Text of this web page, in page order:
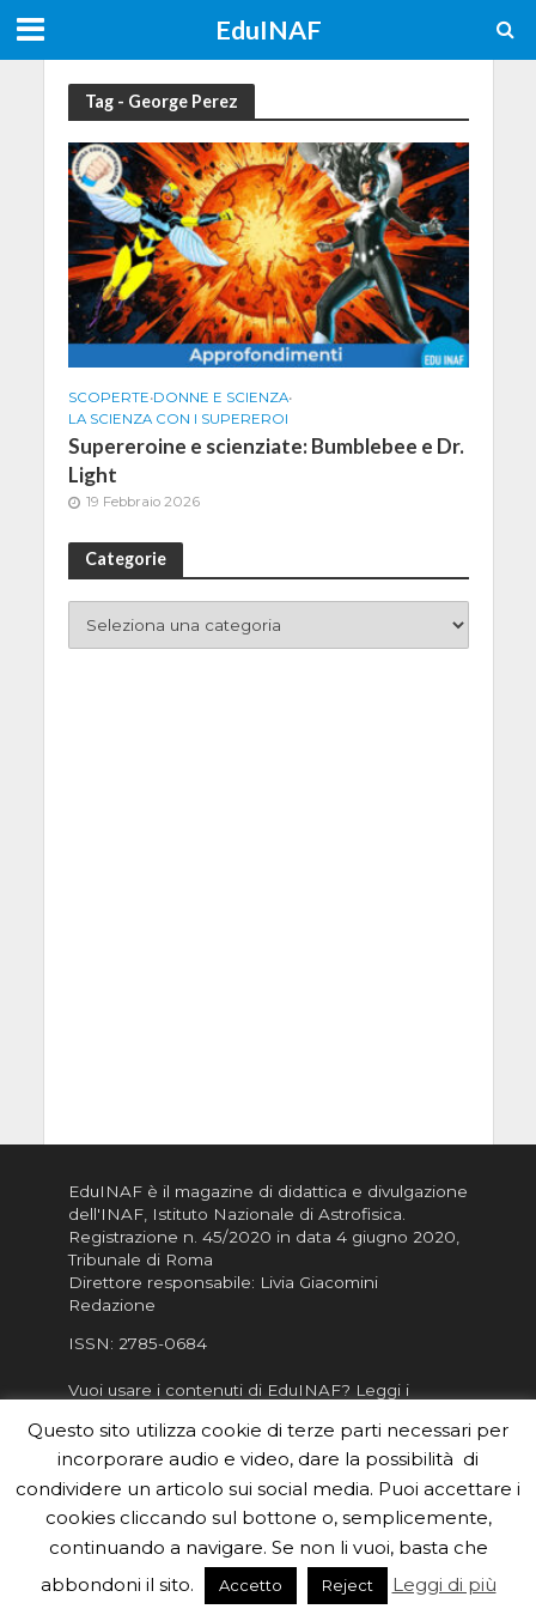
EduINAF
Tag - George Perez
SCOPERTE•DONNE E SCIENZA•
LA SCIENZA CON I SUPEREROI
Supereroine e scienziate: Bumblebee e Dr.
Light
19 Febbraio 2026
Categorie
EduINAF è il magazine di didattica e divulgazione
dell'INAF, Istituto Nazionale di Astrofisica
Registrazione n. 45/2020 in data 4 giugno 2020,
Tribunale di Roma
Direttore responsabile: Livia Giacomini
Redazione
ISSN: 2785-0684
Vuoi usare i contenuti di EduINAF? Leggi i
Informativa sulla Privacy
Informatva sui Cookie
Per la rubrica de l'Astronomo risponde, per
inviarci le tue foto o i tuoi contributi, scrivici a
redazione.edu [chiocciola] inaf.it oppure
il form
Questo sito utilizza cookie di terze parti necessari per
incorporare audio e video, dare la possibilità di
condividere un articolo sui social media. Puoi accettare i
cookies cliccando sul bottone o, semplicemente,
continuando a navigare. Se non li vuoi, basta che
abbondoni il sito.
Accetto Reject Leggi di più